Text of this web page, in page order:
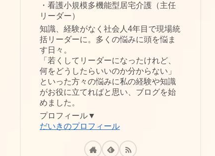
・看護小規模多機能型居宅介護（主任
リーダー）
知識、経験がなく社会人4年目で現場統
括リーダーに。多くの悩みに頭を悩ま
す日々。
「若くしてリーダーになったけれど、
何をどうしたらいいのか分からない」
といった方々の悩みに私の経験や知識
がお役に立てればと思い、ブログを始
めました。
プロフィール▼
だいきのプロフィール